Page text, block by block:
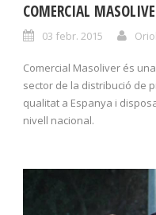
COMERCIAL
03 febr. 2015
Comercial Masoliver és
sector de la distribució de
qualitat a Espanya i
nivell nacional.